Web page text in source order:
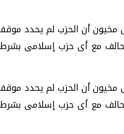
أن الحزب لم يحدد
مع أى حزب إسلامى بشرط
أن الحزب لم يحدد
مع أى حزب إسلامى بشرط
تحقيقات وحوارات